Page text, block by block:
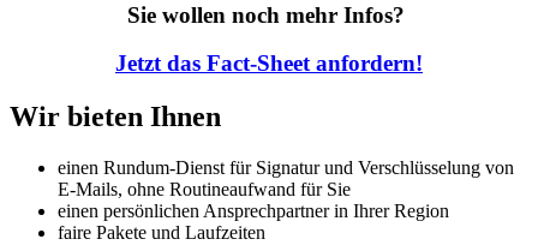
Sie wollen noch mehr Infos?
Jetzt das Fact-Sheet anfordern!
Wir bieten Ihnen
einen Rundum-Dienst für Signatur und Verschlüsselung von
E-Mails, ohne Routineaufwand für Sie
einen persönlichen Ansprechpartner in Ihrer Region
faire Pakete und Laufzeiten